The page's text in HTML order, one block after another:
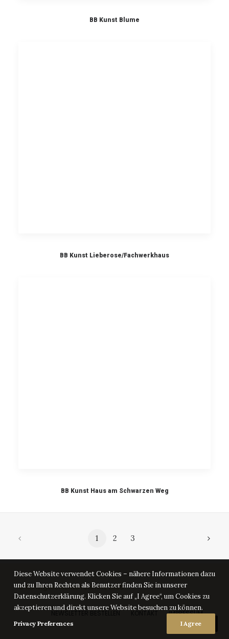
BB Kunst Blume
BB Kunst Lieberose/Fachwerkhaus
BB Kunst Haus am Schwarzen Weg
1 2 3
© Kunstgeschichten Jamlitz 2025
IMPRESSUM
DATENSCHUTZ
Diese Website verwendet Cookies – nähere Informationen dazu
und zu Ihren Rechten als Benutzer finden Sie in unserer
Datenschutzerklärung. Klicken Sie auf „I Agree“, um Cookies zu
akzeptieren und direkt unsere Website besuchen zu können.
Privacy Preferences I Agree